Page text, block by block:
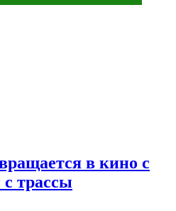
в кино с
трассы